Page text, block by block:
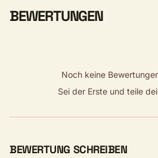
BEWERTUNGEN
Noch keine
Sei der Erste und teile
BEWERTUNG SCHREIBEN